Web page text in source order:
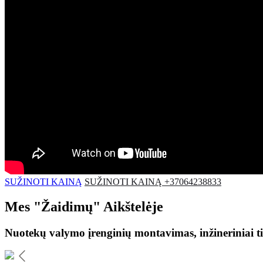
SUŽINOTI KAINĄ SUŽINOTI KAINĄ +37064238833
Mes "Žaidimų" Aikštelėje
Nuotekų valymo įrenginių montavimas, inžineriniai